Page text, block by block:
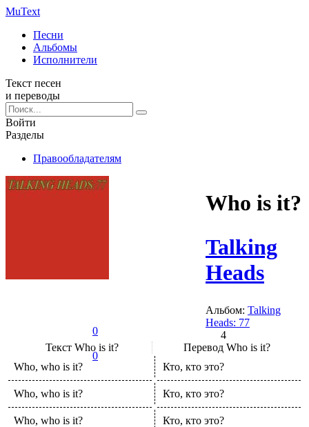
MuText
Песни
Альбомы
Исполнители
Текст песен
и переводы
Войти
Разделы
Правообладателям
0
0
Who is it?
Talking
Heads
Альбом: Talking
Heads: 77
4
Текст Who is it? Перевод Who is it?
Who, who is it?
Who, who is it?
Who, who is it?
Кто, кто это?
Кто, кто это?
Кто, кто это?